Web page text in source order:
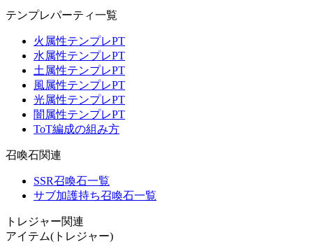
テンプレパーティ一覧
火属性テンプレPT
水属性テンプレPT
土属性テンプレPT
風属性テンプレPT
光属性テンプレPT
闇属性テンプレPT
ToT編成の組み方
召喚石関連
SSR召喚石一覧
サブ加護持ち召喚石一覧
トレジャー関連
アイテム(トレジャー)